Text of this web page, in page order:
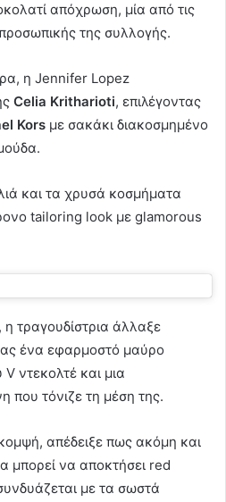
απόχρωση, μία από τις
της συλλογής.
η Jennifer Lopez
Celia Kritharioti, επιλέγοντας
Kors με σακάκι διακοσμημένο
και τα χρυσά κοσμήματα
tailoring look με glamorous
η τραγουδίστρια άλλαξε
ένα εφαρμοστό μαύρο
ντεκολτέ και μια
που τόνιζε τη μέση της.
απέδειξε πως ακόμη και
μπορεί να αποκτήσει red
με τα σωστά